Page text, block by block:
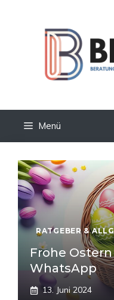
Menü
RATGEBER &
Frohe
WhatsApp
13. Juni 2024